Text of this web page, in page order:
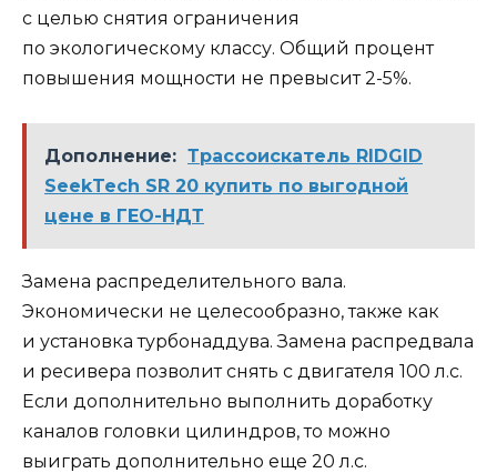
с целью снятия ограничения
по экологическому классу. Общий процент
повышения мощности не превысит 2-5%.
Дополнение: Трассоискатель RIDGID
SeekTech SR 20 купить по выгодной
цене в ГЕО-НДТ
Замена распределительного вала.
Экономически не целесообразно, также как
и установка турбонаддува. Замена распредвала
и ресивера позволит снять с двигателя 100 л.с.
Если дополнительно выполнить доработку
каналов головки цилиндров, то можно
выиграть дополнительно еще 20 л.с.